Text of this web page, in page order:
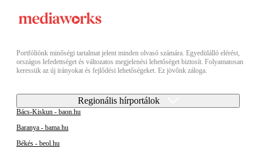
Portfóliónk minőségi tartalmat jelent minden olvasó számára. Egyedülálló elérést,
országos lefedettséget és változatos megjelenési lehetőséget biztosít. Folyamatosan
keressük az új irányokat és fejlődési lehetőségeket. Ez jövőnk záloga.
Regionális hírportálok
Bács-Kiskun - baon.hu
Baranya - bama.hu
Békés - beol.hu